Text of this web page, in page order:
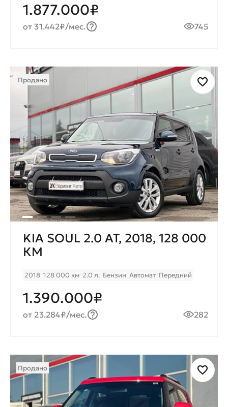
1.877.000₽
от 31.442₽/мес. 745
Продано
KIA SOUL 2.0 AT, 2018, 128 000
КМ
2018 128 000 км 2.0 л. Бензин Автомат Передний
1.390.000₽
от 23.284₽/мес. 282
Продано